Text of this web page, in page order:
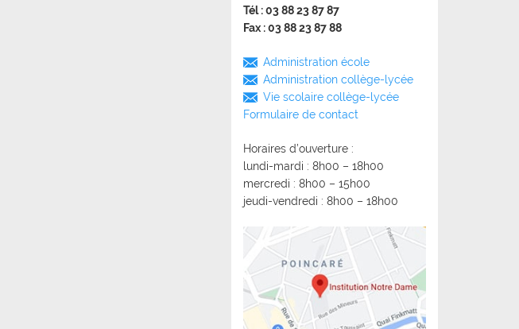
Tél : 03 88 23 87 87
Fax : 03 88 23 87 88
Administration école
Administration collège-lycée
Vie scolaire collège-lycée
Formulaire de contact
Horaires d’ouverture :
lundi-mardi : 8h00 – 18h00
mercredi : 8h00 – 15h00
jeudi-vendredi : 8h00 – 18h00